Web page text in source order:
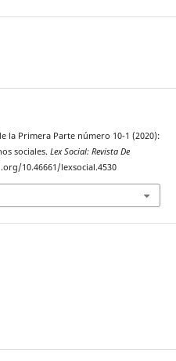
la Primera Parte número 10-1 (2020):
sociales. Lex Social: Revista De
10.46661/lexsocial.4530